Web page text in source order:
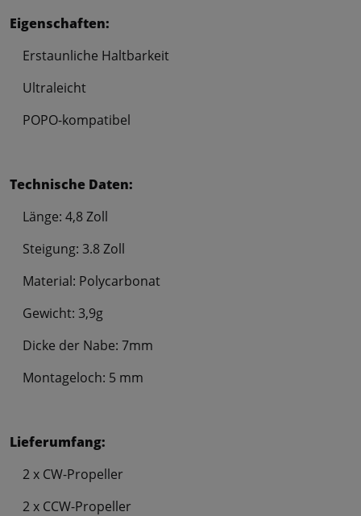
Eigenschaften:
Erstaunliche Haltbarkeit
Ultraleicht
POPO-kompatibel
Technische Daten:
Länge: 4,8 Zoll
Steigung: 3.8 Zoll
Material: Polycarbonat
Gewicht: 3,9g
Dicke der Nabe: 7mm
Montageloch: 5 mm
Lieferumfang:
2 x CW-Propeller
2 x CCW-Propeller